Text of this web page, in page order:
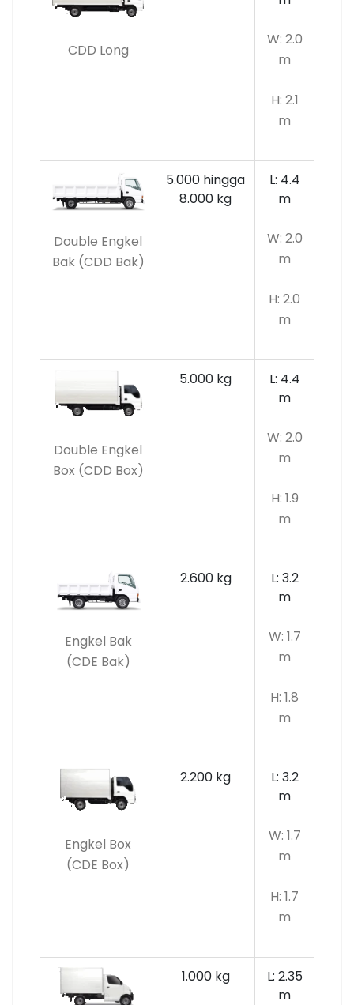
CDD Long
W: 2.0
m
H: 2.1
m
Double Engkel
Bak (CDD Bak)
5.000 hingga
8.000 kg
L: 4.4
m
W: 2.0
m
H: 2.0
m
Double Engkel
Box (CDD Box)
5.000 kg
L: 4.4
m
W: 2.0
m
H: 1.9
m
Engkel Bak
(CDE Bak)
2.600 kg
L: 3.2
m
W: 1.7
m
H: 1.8
m
Engkel Box
(CDE Box)
2.200 kg
L: 3.2
m
W: 1.7
m
H: 1.7
m
1.000 kg
L: 2.35
m